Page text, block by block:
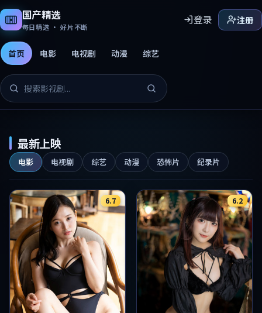
国产精选
每日精选 · 好片不断
首页 电影 电视剧 动漫 综艺
登录 注册
国产精选免费影片
最新上映
电影 电视剧 综艺 动漫 恐怖片 纪录片
6.7 6.2